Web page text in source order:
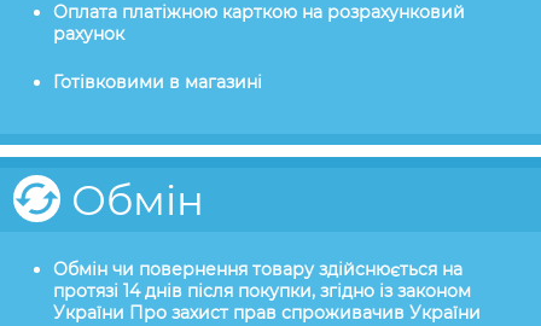
Оплата платіжною карткою на розрахунковий
рахунок
Готівковими в магазині
Обмін
Обмін чи повернення товару здійснюється на
протязі 14 днів після покупки, згідно із законом
України Про захист прав спроживачив України